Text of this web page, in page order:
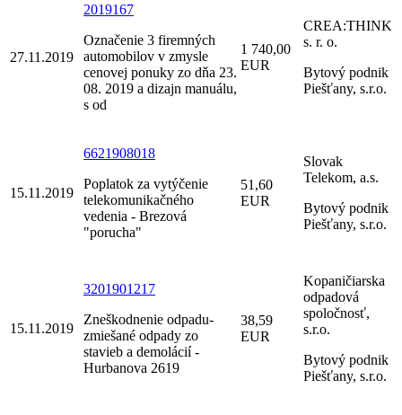
27.11.2019
2019167
Označenie 3 firemných
automobilov v zmysle
cenovej ponuky zo dňa 23.
08. 2019 a dizajn manuálu,
s od
1 740,00
EUR
CREA:THINK
s. r. o.
Bytový podnik
Piešťany, s.r.o.
15.11.2019
6621908018
Poplatok za vytýčenie
telekomunikačného
vedenia - Brezová
"porucha"
51,60
EUR
Slovak
Telekom, a.s.
Bytový podnik
Piešťany, s.r.o.
15.11.2019
3201901217
Zneškodnenie odpadu-
zmiešané odpady zo
stavieb a demolácií -
Hurbanova 2619
38,59
EUR
Kopaničiarska
odpadová
spoločnosť,
s.r.o.
Bytový podnik
Piešťany, s.r.o.